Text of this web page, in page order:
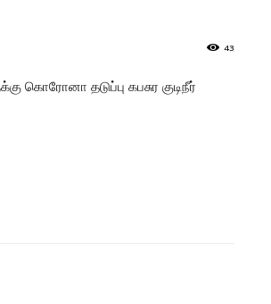
43
கொரோனா தடுப்பு கபசுர குடிநீர்